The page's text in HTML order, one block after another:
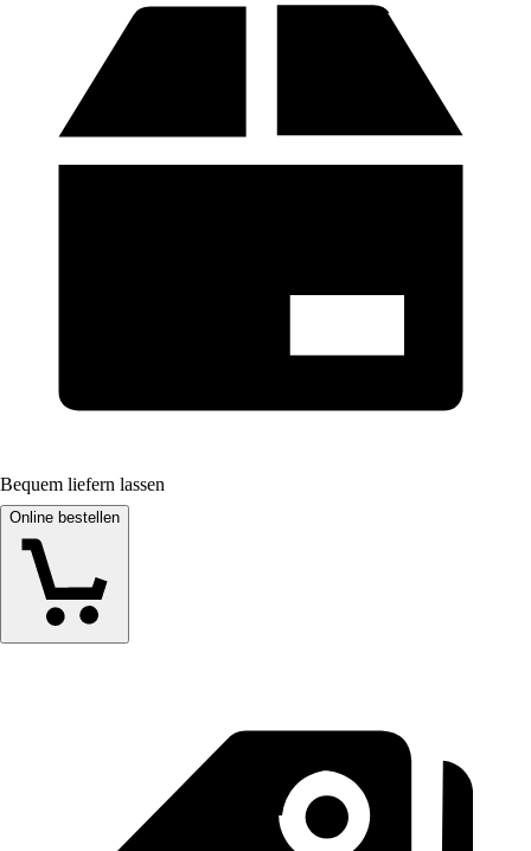
Bequem liefern lassen
Online bestellen